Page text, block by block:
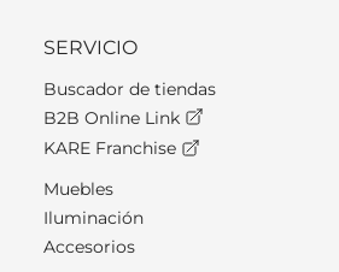
SERVICIO
Buscador de tiendas
B2B Online Link
KARE Franchise
Muebles
Iluminación
Accesorios